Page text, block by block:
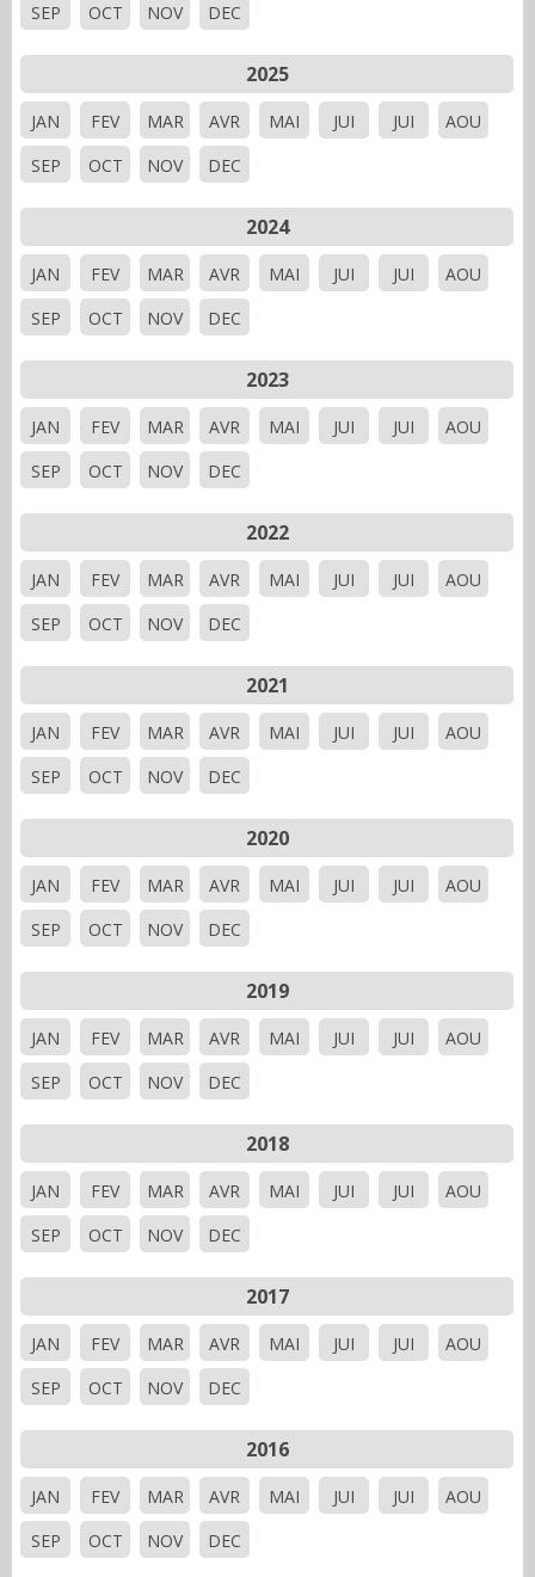
SEP
OCT NOV DEC
2025
JAN FEV MAR AVR MAI JUI JUI
AOU
SEP
OCT NOV DEC
2024
JAN FEV MAR AVR MAI JUI JUI
AOU
SEP
OCT NOV DEC
2023
JAN FEV MAR AVR MAI JUI JUI
AOU
SEP
OCT NOV DEC
2022
JAN FEV MAR AVR MAI JUI JUI
AOU
SEP
OCT NOV DEC
2021
JAN FEV MAR AVR MAI JUI JUI
AOU
SEP
OCT NOV DEC
2020
JAN FEV MAR AVR MAI JUI JUI
AOU
SEP
OCT NOV DEC
2019
JAN FEV MAR AVR MAI JUI JUI
AOU
SEP
OCT NOV DEC
2018
JAN FEV MAR AVR MAI JUI JUI
AOU
SEP
OCT NOV DEC
2017
JAN FEV MAR AVR MAI JUI JUI
AOU
SEP
OCT NOV DEC
2016
JAN FEV MAR AVR MAI JUI JUI
AOU
SEP
OCT NOV DEC